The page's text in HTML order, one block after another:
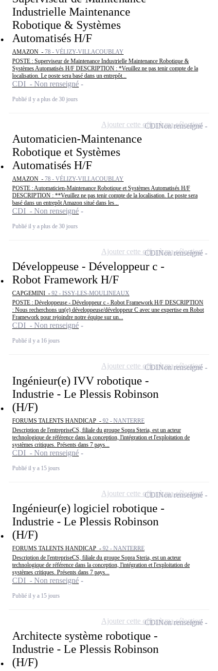
Industrielle Maintenance
Robotique & Systèmes
Automatisés H/F
AMAZON - 78 - VÉLIZY-VILLACOUBLAY
POSTE : Superviseur de Maintenance Industrielle Maintenance Robotique &
Systèmes Automatisés H/F DESCRIPTION : *Veuillez ne pas tenir compte de la
localisation. Le poste sera basé dans un entrepôt...
CDI - Non renseigné
Publié il y a plus de 30 jours
Automaticien-Maintenance
Robotique et Systèmes
Automatisés H/F
AMAZON - 78 - VÉLIZY-VILLACOUBLAY
POSTE : Automaticien-Maintenance Robotique et Systèmes Automatisés H/F
DESCRIPTION : **Veuillez ne pas tenir compte de la localisation. Le poste sera
basé dans un entrepôt Amazon situé dans les...
CDI - Non renseigné
Publié il y a plus de 30 jours
CDINon renseigné
Ajouter cette offre à ma sélection
Développeuse - Développeur c -
Robot Framework H/F
CAPGEMINI - 92 - ISSY-LES-MOULINEAUX
POSTE : Développeuse - Développeur c - Robot Framework H/F DESCRIPTION
: Nous recherchons un(e) développeuse/développeur C avec une expertise en Robot
Framework pour rejoindre notre équipe sur un...
CDI - Non renseigné
Publié il y a 16 jours
CDINon renseigné
Ajouter cette offre à ma sélection
Ingénieur(e) IVV robotique -
Industrie - Le Plessis Robinson
(H/F)
FORUMS TALENTS HANDICAP - 92 - NANTERRE
Description de l'entrepriseCS, filiale du groupe Sopra Steria, est un acteur
technologique de référence dans la conception, l'intégration et l'exploitation de
systèmes critiques. Présents dans 7 pays...
CDI - Non renseigné
Publié il y a 15 jours
CDINon renseigné
Ajouter cette offre à ma sélection
Ingénieur(e) logiciel robotique -
Industrie - Le Plessis Robinson
(H/F)
FORUMS TALENTS HANDICAP - 92 - NANTERRE
Description de l'entrepriseCS, filiale du groupe Sopra Steria, est un acteur
technologique de référence dans la conception, l'intégration et l'exploitation de
systèmes critiques. Présents dans 7 pays...
CDI - Non renseigné
Publié il y a 15 jours
CDINon renseigné
Ajouter cette offre à ma sélection
Architecte système robotique -
Industrie - Le Plessis Robinson
(H/F)
CDINon renseigné
Ajouter cette offre à ma sélection